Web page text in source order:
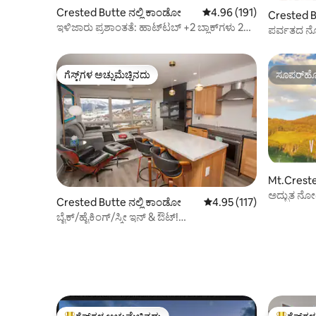
Crested Butte ನಲ್ಲಿ ಕಾಂಡೋ 5 ರಲ್ಲಿ 4.96 ಸರಾಸರಿ
4.96 (191)
ಇಳಿಜಾರು ಪ್ರಶಾಂತತೆ: ಹಾಟ್‌ಟಬ್ +2 ಬ್ಲಾಕ್‌ಗಳು 2
Crested
ಪರ್ವತದ
ಗೆಸ್ಟ್‌ಗಳ ಅಚ್ಚುಮೆಚ್ಚಿನದು
ಗೆಸ್ಟ್‌ಗಳ ಅಚ್ಚುಮೆಚ್ಚಿನದು
Crested Butte ನಲ್ಲಿ ಕಾಂಡೋ 5 ರಲ್ಲಿ 4.95 ಸರಾಸರಿ
4.95 (117)
ಬೈಕ್/ಹೈಕಿಂಗ್/ಸ್ಕೀ ಇನ್ & ಔಟ್!
ಕಾಂಡೋ
ಅದ್ಭುತ